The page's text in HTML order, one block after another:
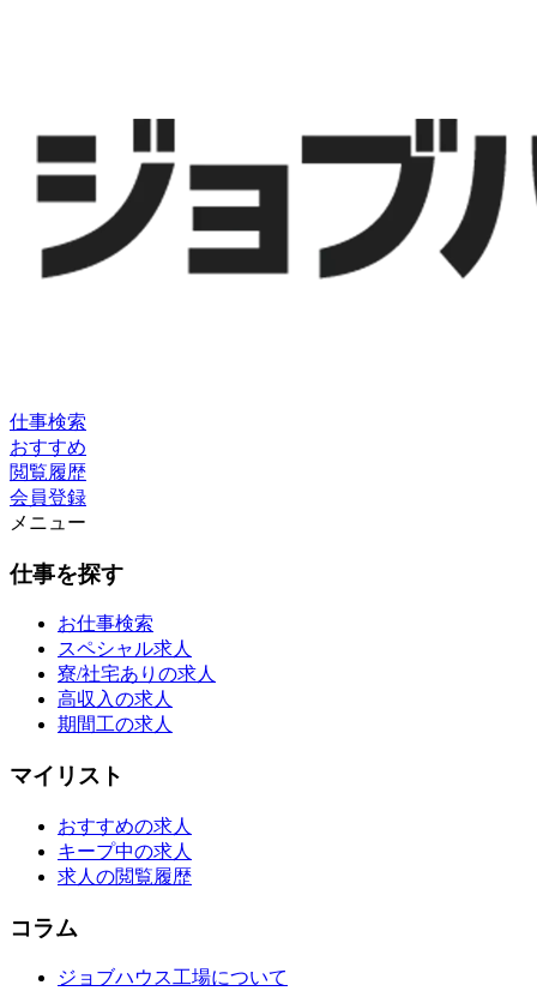
仕事検索
おすすめ
閲覧履歴
会員登録
メニュー
仕事を探す
お仕事検索
スペシャル求人
寮/社宅ありの求人
高収入の求人
期間工の求人
マイリスト
おすすめの求人
キープ中の求人
求人の閲覧履歴
コラム
ジョブハウス工場について